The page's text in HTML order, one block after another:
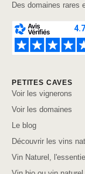
Des domaines rares
PETITES CAVES
Voir les vignerons
Voir les domaines
Le blog
Découvrir les vins
Vin Naturel,